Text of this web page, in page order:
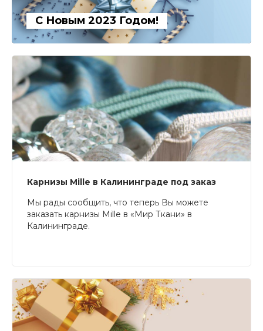
С Новым 2023 Годом!
Карнизы Mille в Калининграде под заказ
Мы рады сообщить, что теперь Вы можете
заказать карнизы Mille в «Мир Ткани» в
Калининграде.